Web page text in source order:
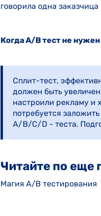
говорила одна
Когда А/В тест не нужен
Сплит-тест,
должен быть
настроили рекламу и
потребуется
A/B/C/D - теста.
Читайте по еще
Магия А/В тестирования